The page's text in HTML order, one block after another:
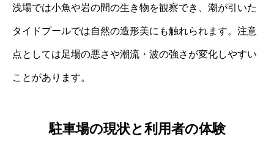
浅場では小魚や岩の間の生き物を観察でき、潮が引いた
タイドプールでは自然の造形美にも触れられます。注意
点としては足場の悪さや潮流・波の強さが変化しやすい
ことがあります。
駐車場の現状と利用者の体験